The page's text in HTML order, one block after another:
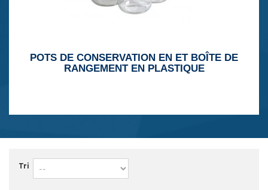
POTS DE CONSERVATION EN ET BOÎTE DE
RANGEMENT EN PLASTIQUE
Tri